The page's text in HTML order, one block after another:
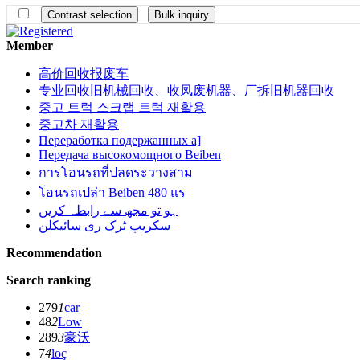
Member
高价回收报废车
专业回收旧机械回收、收凤废机器、厂拆旧机器回收
중고 트럭 스크랩 트럭 재활용
중고차 재활용
Переработка подержанных а]
Передача высокомощного Beiben
การโอนรถที่ปลดระวางสาม
โอนรถเปล่า Beiben 480 แร
ہو تو مجھ سے رابطہ کریں
سکریپ ٹرک ری سائیکلن
Recommendation
Search ranking
2791car
482Low
2893豪沃
74loç